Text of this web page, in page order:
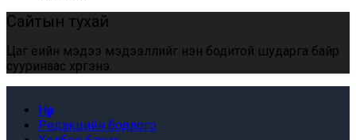
Сайтын тухай
Цаг үеийн мэдээ мэдээллийг үнэн бодитой шударга байр
сууринаас хүргэнэ.
Нүүр
Редакцийн бодлого